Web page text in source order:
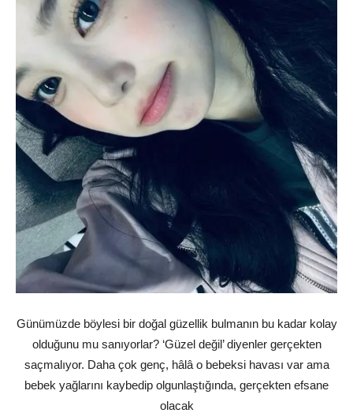
Günümüzde böylesi bir doğal güzellik bulmanın bu kadar kolay
olduğunu mu sanıyorlar? ‘Güzel değil’ diyenler gerçekten
saçmalıyor. Daha çok genç, hâlâ o bebeksi havası var ama
bebek yağlarını kaybedip olgunlaştığında, gerçekten efsane
olacak